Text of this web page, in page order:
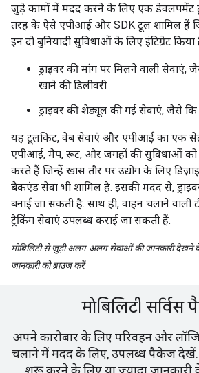
जुड़े कामों में मदद करने के लिए एक डेवलपमेंट
तरह के ऐसे एपीआई और SDK टूल शामिल हैं
इन दो बुनियादी सुविधाओं के लिए इंटिग्रेट किया
ड्राइवर की मांग पर मिलने वाली
खाने की डिलीवरी
ड्राइवर की शेड्यूल की गई सेवाएं, जैसे कि
यह टूलकिट, वेब सेवाएं और एपीआई का एक
एपीआई, मैप, रूट, और जगहों की सुविधाओं
करते हैं जिन्हें खास तौर पर उद्योग के लिए
बैकएंड सेवा भी शामिल है. इसकी मदद से,
बनाई जा सकती है. साथ ही, वाहन चलाने
ट्रैकिंग सेवाएं उपलब्ध कराई जा सकती हैं.
मोबिलिटी से जुड़ी अलग-अलग सेवाओं की जानकारी देखने
जानकारी को ब्राउज़ करें.
मोबिलिटी
अपने कारोबार के लिए परिवहन और
चलाने में मदद के लिए, उपलब्ध पैकेज देखें.
शुरू करने के लिए या ज़्यादा जानकारी